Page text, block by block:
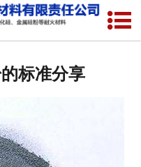
网站首页
厂容厂貌
标准分享